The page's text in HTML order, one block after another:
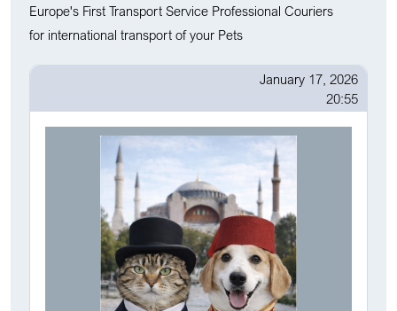
Europe's First Transport Service Professional Couriers
for international transport of your Pets
January 17, 2026
20:55